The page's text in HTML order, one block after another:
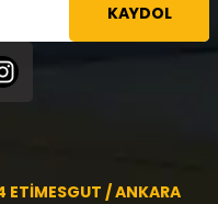
KAYDOL
ETİMESGUT / ANKARA